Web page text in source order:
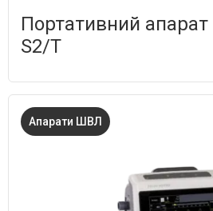
Портативний
S2/T
Апарати ШВЛ